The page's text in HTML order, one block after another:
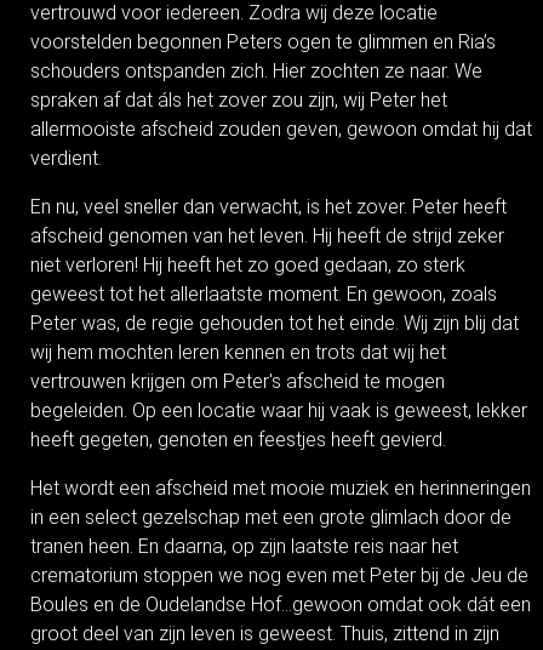
vertrouwd voor iedereen. Zodra wij deze locatie
voorstelden begonnen Peters ogen te glimmen en Ria’s
schouders ontspanden zich. Hier zochten ze naar. We
spraken af dat áls het zover zou zijn, wij Peter het
allermooiste afscheid zouden geven, gewoon omdat hij dat
verdient.
En nu, veel sneller dan verwacht, is het zover. Peter heeft
afscheid genomen van het leven. Hij heeft de strijd zeker
niet verloren! Hij heeft het zo goed gedaan, zo sterk
geweest tot het allerlaatste moment. En gewoon, zoals
Peter was, de regie gehouden tot het einde. Wij zijn blij dat
wij hem mochten leren kennen en trots dat wij het
vertrouwen krijgen om Peter's afscheid te mogen
begeleiden. Op een locatie waar hij vaak is geweest, lekker
heeft gegeten, genoten en feestjes heeft gevierd.
Het wordt een afscheid met mooie muziek en herinneringen
in een select gezelschap met een grote glimlach door de
tranen heen. En daarna, op zijn laatste reis naar het
crematorium stoppen we nog even met Peter bij de Jeu de
Boules en de Oudelandse Hof…gewoon omdat ook dát een
groot deel van zijn leven is geweest. Thuis, zittend in zijn